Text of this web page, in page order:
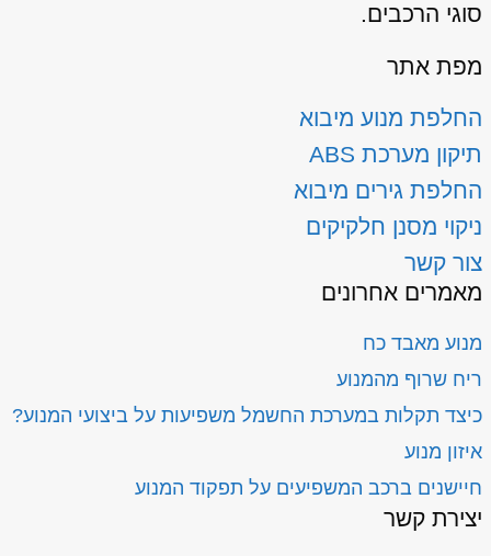
סוגי הרכבים.
מפת אתר
החלפת מנוע מיבוא
תיקון מערכת ABS
החלפת גירים מיבוא
ניקוי מסנן חלקיקים
צור קשר
מאמרים אחרונים
מנוע מאבד כח
ריח שרוף מהמנוע
כיצד תקלות במערכת החשמל משפיעות על ביצועי המנוע?
איזון מנוע
חיישנים ברכב המשפיעים על תפקוד המנוע
יצירת קשר